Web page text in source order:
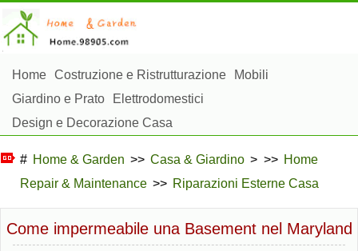
Home Costruzione e Ristrutturazione
Mobili
Giardino e Prato
Elettrodomestici
Design e Decorazione Casa
Paesaggistica e Costruzioni Esterne
# Home & Garden >> Casa & Giardino > >> Home
Repair & Maintenance >> Riparazioni Esterne Casa
Come impermeabile una Basement nel Maryland